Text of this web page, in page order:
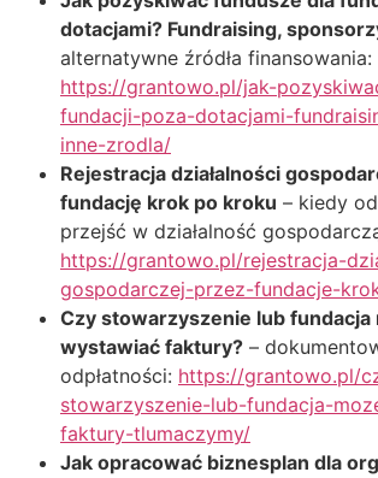
dotacjami? Fundraising,
alternatywne źródła finansowania:
https://grantowo.pl/jak-
fundacji-poza-dotacjami-
inne-zrodla/
Rejestracja działalności
fundację krok po kroku – kiedy
przejść w działalność
https://grantowo.pl/rejestracja-
gospodarczej-przez-fundacje-
Czy stowarzyszenie lub fundacja
wystawiać faktury? –
odpłatności: https://grantowo.pl/
stowarzyszenie-lub-fundacja-
faktury-tlumaczymy/
Jak opracować biznesplan dla